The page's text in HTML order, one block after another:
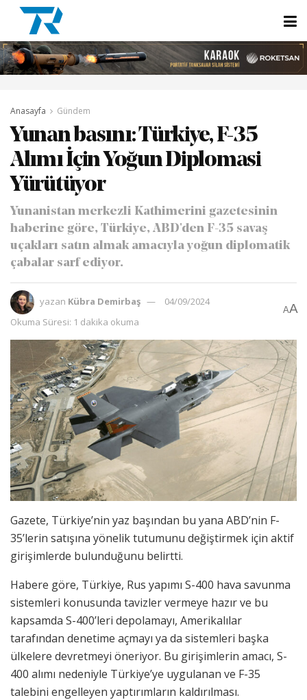
Anasayfa Gündem
Yunan basını: Türkiye, F-35
Alımı İçin Yoğun Diplomasi
Yürütüyor
Yunanistan merkezli Kathimerini gazetesinin
haberine göre, Türkiye, ABD'den F-35 savaş
uçakları satın almak amacıyla yoğun diplomatik
çabalar sarf ediyor.
yazan Kübra Demirbaş
04/09/2024
Okuma Süresi: 1 dakika okuma
AA
Gazete, Türkiye’nin yaz başından bu yana ABD’nin F-
35’lerin satışına yönelik tutumunu değiştirmek için aktif
girişimlerde bulunduğunu belirtti.
Habere göre, Türkiye, Rus yapımı S-400 hava savunma
sistemleri konusunda tavizler vermeye hazır ve bu
kapsamda S-400’leri depolamayı, Amerikalılar
tarafından denetime açmayı ya da sistemleri başka
ülkelere devretmeyi öneriyor. Bu girişimlerin amacı, S-
400 alımı nedeniyle Türkiye’ye uygulanan ve F-35
talebini engelleyen yaptırımların kaldırılması.